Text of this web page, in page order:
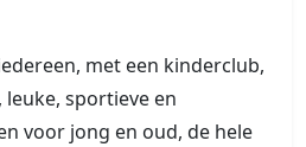
met een kinderclub,
sportieve en
voor jong en oud, de hele